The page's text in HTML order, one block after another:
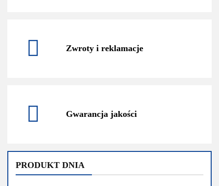
Zwroty i reklamacje
Gwarancja jakości
PRODUKT DNIA